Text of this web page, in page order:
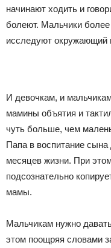
начинают ходить и
болеют. Мальчики более
исследуют окружающий
И девочкам, и
мамины объятия и
чуть больше, чем
Папа в воспитание
месяцев жизни. При
подсознательно
мамы.
Мальчикам нужно
этом поощряя словами